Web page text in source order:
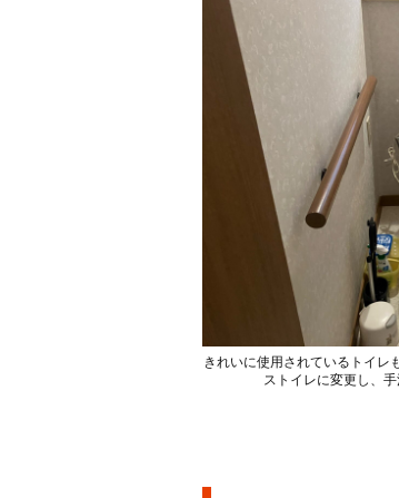
きれいに使用されているトイレ
ストイレに変更し、